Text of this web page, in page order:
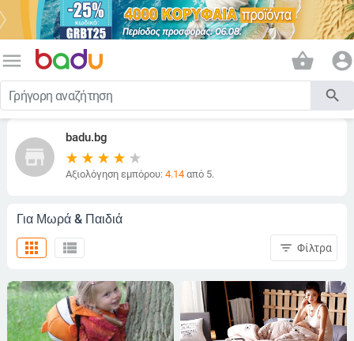
menu shopping_basket account_circle
search
store
badu.bg
Αξιολόγηση εμπόρου: 4.14από 5.
Για Μωρά & Παιδιά
view_list
apps filter_list Φίλτρα